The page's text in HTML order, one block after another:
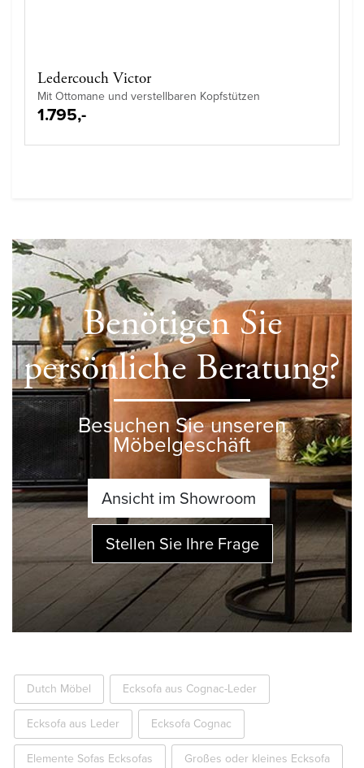
Ledercouch Victor
Mit Ottomane und verstellbaren Kopfstützen
1.795,-
Benötigen Sie
persönliche Beratung?
Besuchen Sie unseren
Möbelgeschäft
Ansicht im Showroom
Stellen Sie Ihre Frage
Dutch Möbel Ecksofa aus Cognac-Leder
Ecksofa aus Leder Ecksofa Cognac
Elemente Sofas Ecksofas Großes oder kleines Ecksofa